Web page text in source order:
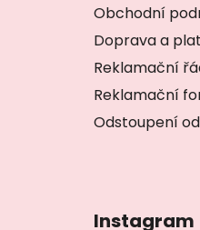
Obchodní
Doprava a
Reklamační
Reklamační
Odstoupení
Instagram